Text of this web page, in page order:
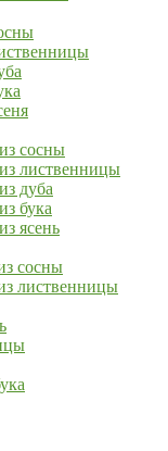
сосны
лиственницы
дуба
бука
ясень
сосны
лиственницы